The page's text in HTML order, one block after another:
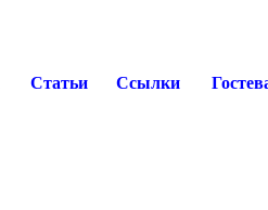
Статьи Ссылки